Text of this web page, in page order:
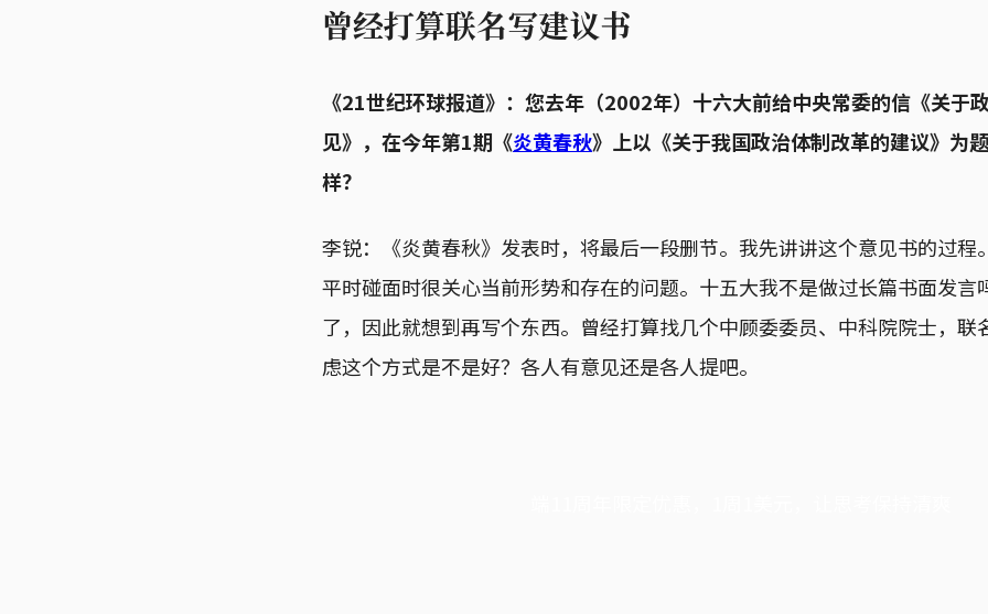
曾经打算联名写建议书
《21世纪环球报道》：您去年（2002年）十六大前给中央常委的信《关于
见》，在今年第1期《炎黄春秋》上以《关于我国政治体制改革的建议》为
样？
李锐：《炎黄春秋》发表时，将最后一段删节。我先讲讲这个意见书的过程
平时碰面时很关心当前形势和存在的问题。十五大我不是做过长篇书面发言
了，因此就想到再写个东西。曾经打算找几个中顾委委员、中科院院士，联
虑这个方式是不是好？各人有意见还是各人提吧。